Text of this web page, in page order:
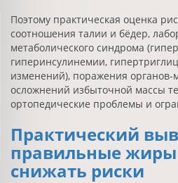
Поэтому практическая оценка
соотношения талии и бёдер,
метаболического синдрома
гиперинсулинемии,
изменений), поражения
осложнений избыточной массы
ортопедические проблемы и
Практический
правильные
снижать риски